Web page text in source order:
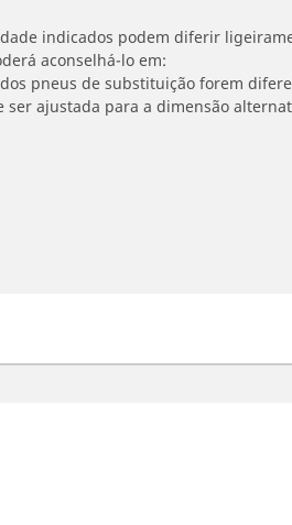
indicados podem diferir
aconselhá-lo em:
pneus de substituição forem
ser ajustada para a dimensão